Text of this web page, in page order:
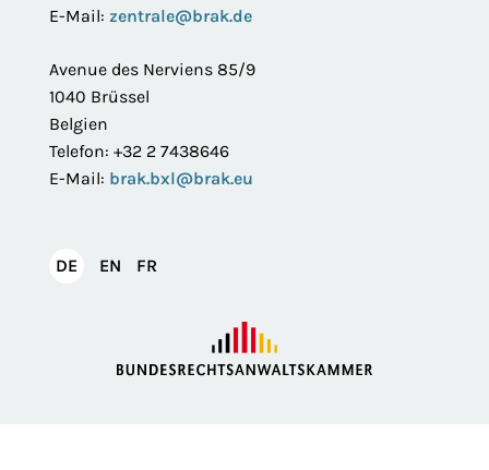
E-Mail: zentrale@brak.de
Avenue des Nerviens 85/9
1040 Brüssel
Belgien
Telefon: +32 2 7438646
E-Mail: brak.bxl@brak.eu
DEDeutsch
EN English
FR